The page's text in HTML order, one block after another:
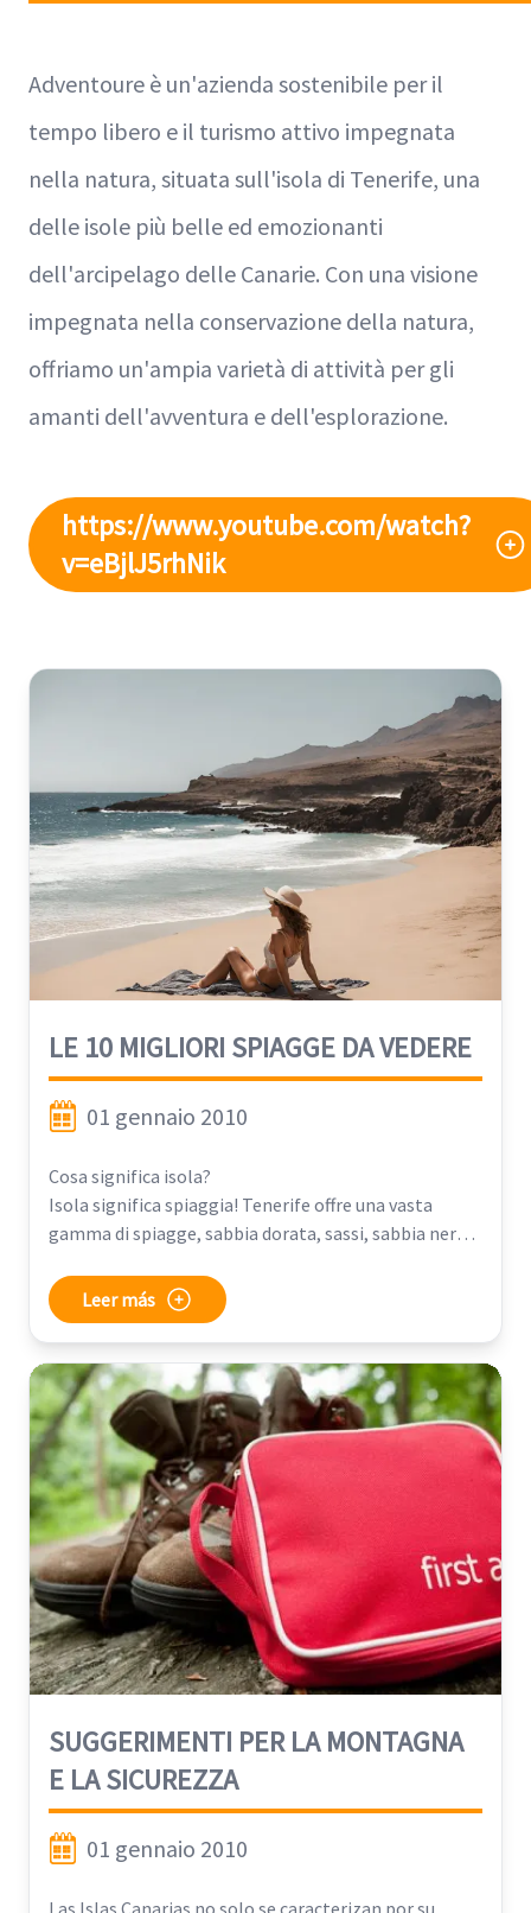
Adventoure è un'azienda sostenibile per il
tempo libero e il turismo attivo impegnata
nella natura, situata sull'isola di Tenerife, una
delle isole più belle ed emozionanti
dell'arcipelago delle Canarie. Con una visione
impegnata nella conservazione della natura,
offriamo un'ampia varietà di attività per gli
amanti dell'avventura e dell'esplorazione.
https://www.youtube.com/watch?
v=eBjlJ5rhNik
LE 10 MIGLIORI SPIAGGE DA VEDERE
01 gennaio 2010
Cosa significa isola?
Isola significa spiaggia! Tenerife offre una vasta
gamma di spiagge, sabbia dorata, sassi, sabbia nera...
avvistare cetacei molto vicino alla costa e durante
tutto l'anno. È un autentico santuario per la
conservazione della fauna marina.
Ecco la top 10 delle migliori spiagge da vedere sulla
nostra meravigliosa isola.
Leer más
SUGGERIMENTI PER LA MONTAGNA
E LA SICUREZZA
01 gennaio 2010
Las Islas Canarias no solo se caracterizan por su